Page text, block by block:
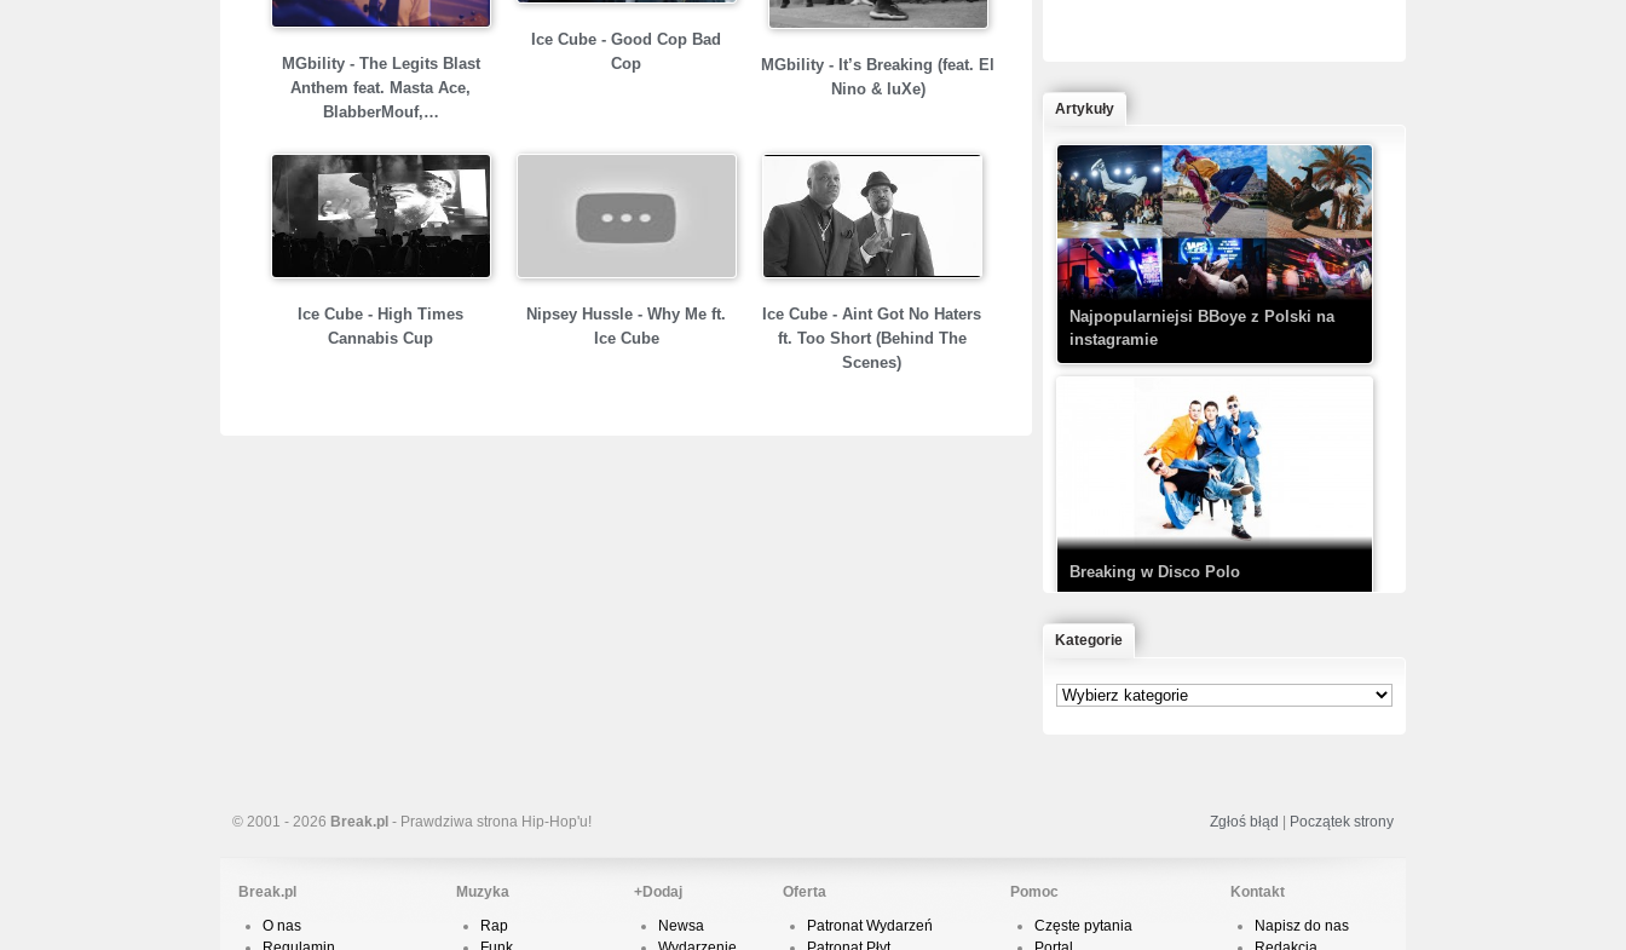
MGbility - The Legits Blast
Anthem feat. Masta Ace,
BlabberMouf,…
Ice Cube - Good Cop Bad
Cop
MGbility - It’s Breaking (feat. El
Nino & luXe)
Ice Cube - High Times
Cannabis Cup
Nipsey Hussle - Why Me ft.
Ice Cube
Ice Cube - Aint Got No Haters
ft. Too Short (Behind The
Scenes)
Kaczorex w najnowszym klipie: HRYPA
– Kobieta z walizką
TEDE & SIR MICH - KICKDOWN /
DISCO NOIR
Prod. Chubeats, Scratch:…
KrisBo - Cienie
Artykuły
Najpopularniejsi BBoye z Polski na
instagramie
Breaking w Disco Polo
Kategorie
© 2001 - 2026 Break.pl - Prawdziwa strona Hip-Hop'u! Zgłoś błąd | Początek strony
Break.pl
O nas
Muzyka
Rap
+Dodaj
Newsa
Oferta
Patronat Wydarzeń
Pomoc
Częste pytania
Kontakt
Napisz do nas